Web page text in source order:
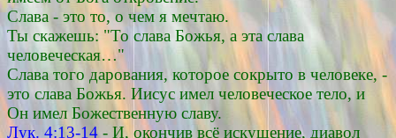
Слава - это то, о чем я мечтаю.
Ты скажешь: "То слава Божья, а эта слава
человеческая…"
Слава того дарования, которое сокрыто в человеке, -
это слава Божья. Иисус имел человеческое тело, и
Он имел Божественную славу.
Лук. 4:13-14 - И, окончив всё искушение, диавол